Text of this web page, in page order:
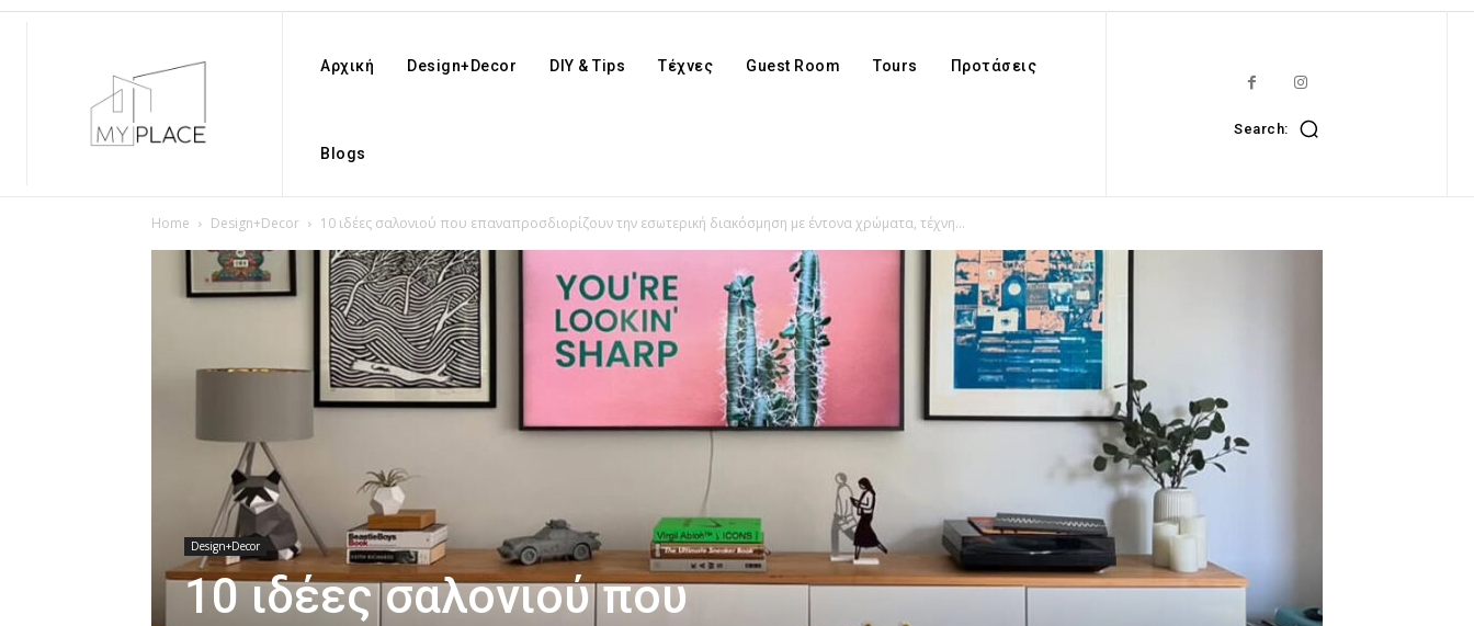
Αρχική Design+Decor DIY & Tips Τέχνες Guest Room Tours Προτάσεις
Blogs
Search:
Home Design+Decor 10 ιδέες σαλονιού που επαναπροσδιορίζουν την εσωτερική διακόσμηση με έντονα χρώματα, τέχνη...
Design+Decor
10 ιδέες σαλονιού που